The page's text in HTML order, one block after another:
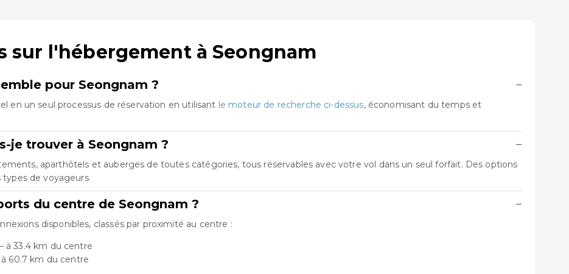
sur l'hébergement à Seongnam
pour Seongnam ? −
en un seul processus de réservation en utilisant le moteur de recherche ci-dessus, économisant du temps et
je trouver à Seongnam ? −
aparthôtels et auberges de toutes catégories, tous réservables avec votre vol dans un seul forfait. Des options
types de voyageurs.
du centre de Seongnam ? −
disponibles, classés par proximité au centre :
à 33.4 km du centre
60.7 km du centre